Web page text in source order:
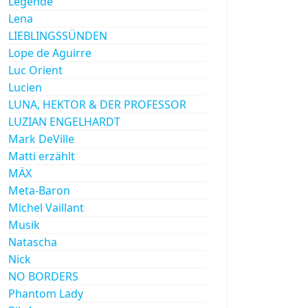
Lena
LIEBLINGSSÜNDEN
Lope de Aguirre
Luc Orient
Lucien
LUNA, HEKTOR & DER PROFESSOR
LUZIAN ENGELHARDT
Mark DeVille
Matti erzählt
MÄX
Meta-Baron
Michel Vaillant
Musik
Natascha
Nick
NO BORDERS
Phantom Lady